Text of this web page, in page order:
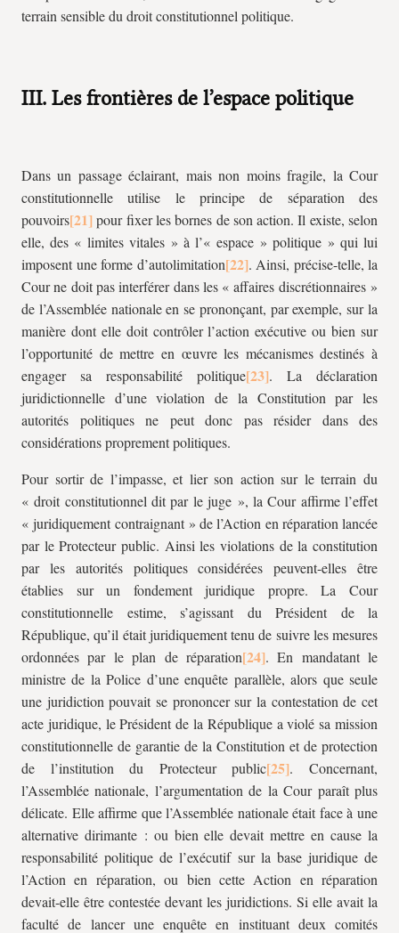
terrain sensible du droit constitutionnel politique.
III. Les frontières de l’espace politique
Dans un passage éclairant, mais non moins fragile, la Cour
constitutionnelle utilise le principe de séparation des
pouvoirs
pour fixer les bornes de son action. Il existe, selon
elle, des « limites vitales » à l’« espace » politique » qui lui
imposent une forme d’autolimitation
. Ainsi, précise-telle, la
Cour ne doit pas interférer dans les « affaires discrétionnaires »
de l’Assemblée nationale en se prononçant, par exemple, sur la
manière dont elle doit contrôler l’action exécutive ou bien sur
l’opportunité de mettre en œuvre les mécanismes destinés à
engager sa responsabilité politique
. La déclaration
juridictionnelle d’une violation de la Constitution par les
autorités politiques ne peut donc pas résider dans des
considérations proprement politiques.
Pour sortir de l’impasse, et lier son action sur le terrain du
« droit constitutionnel dit par le juge », la Cour affirme l’effet
« juridiquement contraignant » de l’Action en réparation lancée
par le Protecteur public. Ainsi les violations de la constitution
par les autorités politiques considérées peuvent-elles être
établies sur un fondement juridique propre. La Cour
constitutionnelle estime, s’agissant du Président de la
République, qu’il était juridiquement tenu de suivre les mesures
ordonnées par le plan de réparation
. En mandatant le
ministre de la Police d’une enquête parallèle, alors que seule
une juridiction pouvait se prononcer sur la contestation de cet
acte juridique, le Président de la République a violé sa mission
constitutionnelle de garantie de la Constitution et de protection
de l’institution du Protecteur public
. Concernant,
l’Assemblée nationale, l’argumentation de la Cour paraît plus
délicate. Elle affirme que l’Assemblée nationale était face à une
alternative dirimante : ou bien elle devait mettre en cause la
responsabilité politique de l’exécutif sur la base juridique de
l’Action en réparation, ou bien cette Action en réparation
devait-elle être contestée devant les juridictions. Si elle avait la
faculté de lancer une enquête en instituant deux comités